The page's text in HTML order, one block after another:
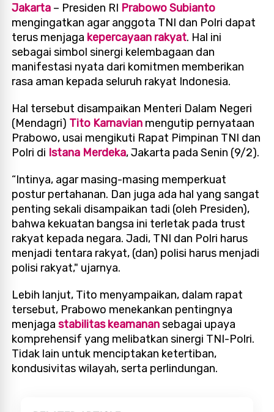
Jakarta – Presiden RI Prabowo Subianto
mengingatkan agar anggota TNI dan Polri dapat
terus menjaga kepercayaan rakyat. Hal ini
sebagai simbol sinergi kelembagaan dan
manifestasi nyata dari komitmen memberikan
rasa aman kepada seluruh rakyat Indonesia.
Hal tersebut disampaikan Menteri Dalam Negeri
(Mendagri) Tito Karnavian mengutip pernyataan
Prabowo, usai mengikuti Rapat Pimpinan TNI dan
Polri di Istana Merdeka, Jakarta pada Senin (9/2).
“Intinya, agar masing-masing memperkuat
postur pertahanan. Dan juga ada hal yang sangat
penting sekali disampaikan tadi (oleh Presiden),
bahwa kekuatan bangsa ini terletak pada trust
rakyat kepada negara. Jadi, TNI dan Polri harus
menjadi tentara rakyat, (dan) polisi harus menjadi
polisi rakyat," ujarnya.
Lebih lanjut, Tito menyampaikan, dalam rapat
tersebut, Prabowo menekankan pentingnya
menjagastabilitas keamanansebagai upaya
komprehensif yang melibatkan sinergi TNI-Polri.
Tidak lain untuk menciptakan ketertiban,
kondusivitas wilayah, serta perlindungan.